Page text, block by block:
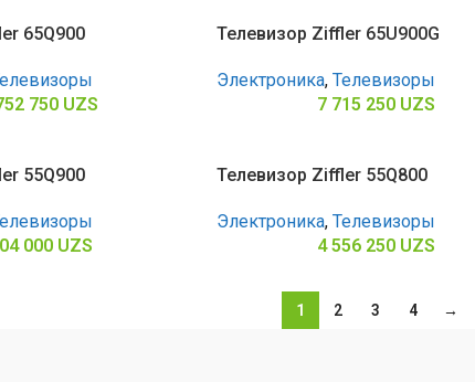
65Q900
750 UZS
Телевизор Ziffler 65U900G
Электроника, Телевизоры
7 715 250 UZS
55Q900
000 UZS
Телевизор Ziffler 55Q800
Электроника, Телевизоры
4 556 250 UZS
1 2 3 4 →